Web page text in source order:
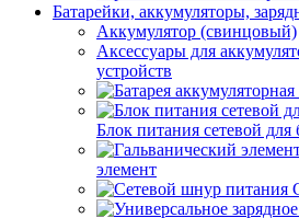
Батарейки, аккумуляторы,
Аккумулятор (свинцовый)
Аксессуары для
устройств
Блок питания сетевой
элемент